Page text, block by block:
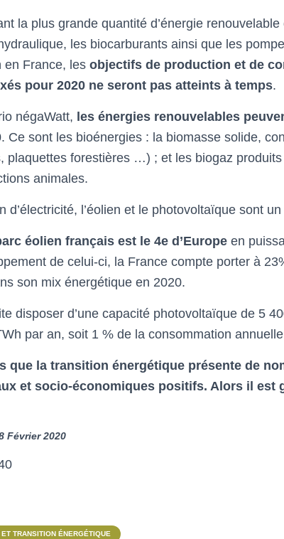
la plus grande quantité d’énergie renouvelable
les biocarburants ainsi que les
en France, les objectifs de production et de
pour 2020 ne seront pas atteints à temps.
négaWatt, les énergies renouvelables
. Ce sont les bioénergies : la biomasse solide,
plaquettes forestières …) ; et les biogaz
animales.
d’électricité, l’éolien et le photovoltaïque sont
éolien français est le 4e d’Europe en
de celui-ci, la France compte porter à
son mix énergétique en 2020.
disposer d’une capacité photovoltaïque de 5
par an, soit 1 % de la consommation
que la transition énergétique présente de
et socio-économiques positifs. Alors il est
Février 2020
ET TRANSITION ÉNERGÉTIQUE